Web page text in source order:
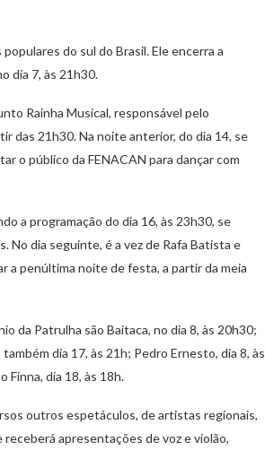
do sul do Brasil. Ele encerra a
dia 7, às 21h30.
Rainha Musical, responsável pelo
das 21h30. Na noite anterior, do dia 14, se
o público da FENACAN para dançar com
a programação do dia 16, às 23h30, se
No dia seguinte, é a vez de Rafa Batista e
a penúltima noite de festa, a partir da meia
da Patrulha são Baitaca, no dia 8, às 20h30;
dia 17, às 21h; Pedro Ernesto, dia 8, às
Finna, dia 18, às 18h.
outros espetáculos, de artistas regionais,
apresentações de voz e violão,